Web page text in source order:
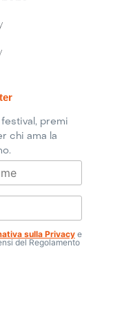
premi
chi ama la
sulla Privacye
del Regolamento